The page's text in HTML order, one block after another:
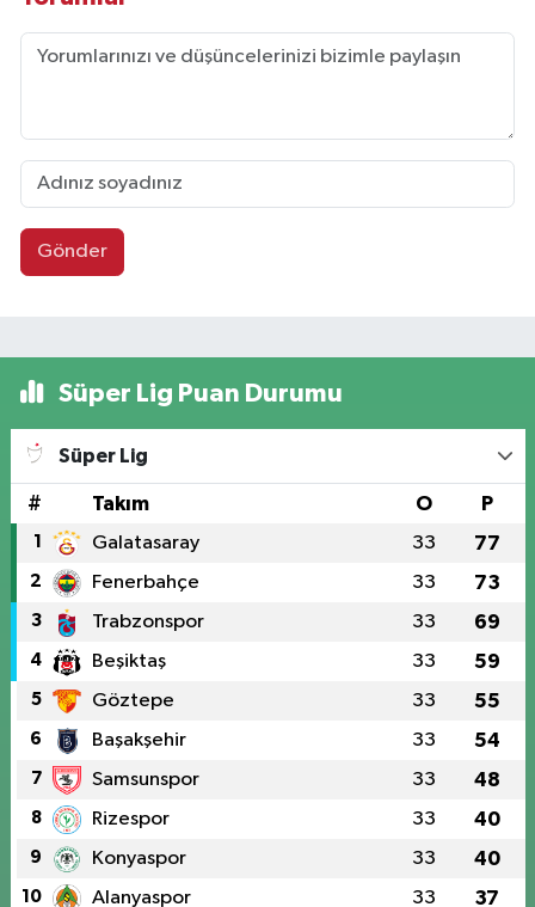
Gönder
Süper Lig Puan Durumu
Süper Lig
# Takım O P
1 Galatasaray 33 77
2 Fenerbahçe 33 73
3 Trabzonspor 33 69
4 Beşiktaş 33 59
5 Göztepe 33 55
6 Başakşehir 33 54
7 Samsunspor 33 48
8 Rizespor 33 40
9 Konyaspor 33 40
10 Alanyaspor 33 37